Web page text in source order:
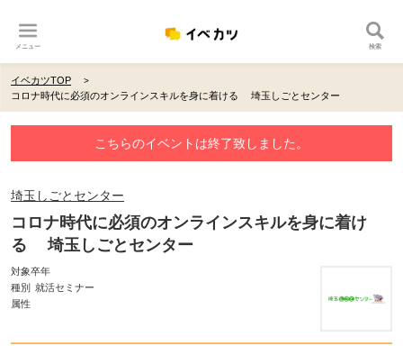
メニュー 検索
イベカツTOP
コロナ時代に必須のオンラインスキルを身に着ける 埼玉しごとセンター
こちらのイベントは終了致しました。
埼玉しごとセンター
コロナ時代に必須のオンラインスキルを身に着け
る 埼玉しごとセンター
対象卒年
種別 就活セミナー
属性